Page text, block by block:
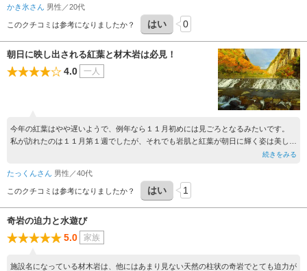
かき氷さん 男性／20代
このクチコミは参考になりましたか？ はい 0
朝日に映し出される紅葉と材木岩は必見！
4.0 一人
今年の紅葉はやや遅いようで、例年なら１１月初めには見ごろとなるみたいです。
私が訪れたのは１１月第１週でしたが、それでも岩肌と紅葉が朝日に輝く姿は美しか
続きをみる
たっくんさん 男性／40代
このクチコミは参考になりましたか？ はい 1
奇岩の迫力と水遊び
5.0 家族
施設名になっている材木岩は、他にはあまり見ない天然の柱状の奇岩でとても迫力が